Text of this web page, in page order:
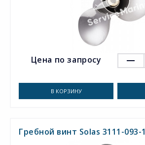
Цена по запросу
В КОРЗИНУ
Гребной винт Solas 3111-093-